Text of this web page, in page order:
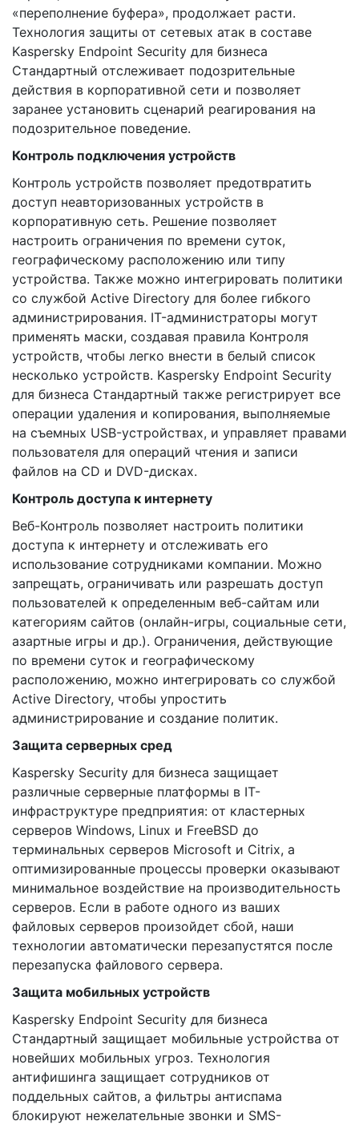
«переполнение буфера», продолжает расти.
Технология защиты от сетевых атак в составе
Kaspersky Endpoint Security для бизнеса
Стандартный отслеживает подозрительные
действия в корпоративной сети и позволяет
заранее установить сценарий реагирования на
подозрительное поведение.
Контроль подключения устройств
Контроль устройств позволяет предотвратить
доступ неавторизованных устройств в
корпоративную сеть. Решение позволяет
настроить ограничения по времени суток,
географическому расположению или типу
устройства. Также можно интегрировать политики
со службой Active Directory для более гибкого
администрирования. IT-администраторы могут
применять маски, создавая правила Контроля
устройств, чтобы легко внести в белый список
несколько устройств. Kaspersky Endpoint Security
для бизнеса Стандартный также регистрирует все
операции удаления и копирования, выполняемые
на съемных USB-устройствах, и управляет правами
пользователя для операций чтения и записи
файлов на CD и DVD-дисках.
Контроль доступа к интернету
Веб-Контроль позволяет настроить политики
доступа к интернету и отслеживать его
использование сотрудниками компании. Можно
запрещать, ограничивать или разрешать доступ
пользователей к определенным веб-сайтам или
категориям сайтов (онлайн-игры, социальные сети,
азартные игры и др.). Ограничения, действующие
по времени суток и географическому
расположению, можно интегрировать со службой
Active Directory, чтобы упростить
администрирование и создание политик.
Защита серверных сред
Kaspersky Security для бизнеса защищает
различные серверные платформы в IT-
инфраструктуре предприятия: от кластерных
серверов Windows, Linux и FreeBSD до
терминальных серверов Microsoft и Citrix, а
оптимизированные процессы проверки оказывают
минимальное воздействие на производительность
серверов. Если в работе одного из ваших
файловых серверов произойдет сбой, наши
технологии автоматически перезапустятся после
перезапуска файлового сервера.
Защита мобильных устройств
Kaspersky Endpoint Security для бизнеса
Стандартный защищает мобильные устройства от
новейших мобильных угроз. Технология
антифишинга защищает сотрудников от
поддельных сайтов, а фильтры антиспама
блокируют нежелательные звонки и SMS-